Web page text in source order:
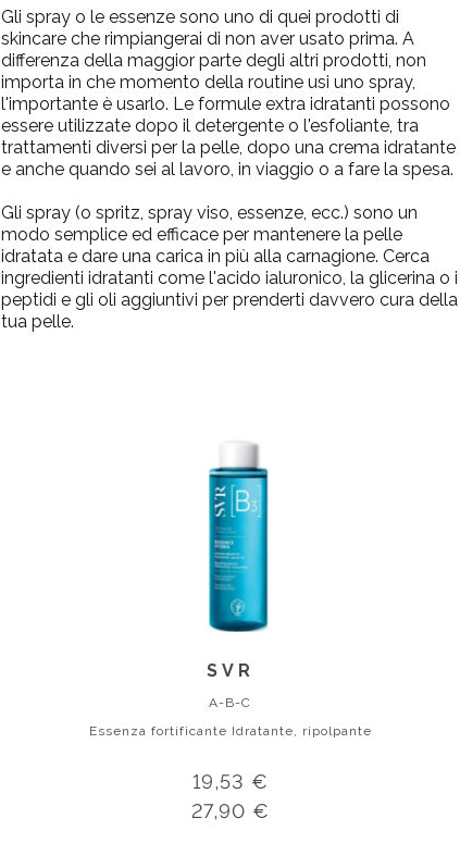
Gli spray o le essenze sono uno di quei prodotti di
skincare che rimpiangerai di non aver usato prima. A
differenza della maggior parte degli altri prodotti, non
importa in che momento della routine usi uno spray,
l'importante è usarlo. Le formule extra idratanti possono
essere utilizzate dopo il detergente o l'esfoliante, tra
trattamenti diversi per la pelle, dopo una crema idratante
e anche quando sei al lavoro, in viaggio o a fare la spesa.
Gli spray (o spritz, spray viso, essenze, ecc.) sono un
modo semplice ed efficace per mantenere la pelle
idratata e dare una carica in più alla carnagione. Cerca
ingredienti idratanti come l'acido ialuronico, la glicerina o i
peptidi e gli oli aggiuntivi per prenderti davvero cura della
tua pelle.
SVR
A-B-C
Essenza fortificante Idratante, ripolpante
19,53 €
27,90 €